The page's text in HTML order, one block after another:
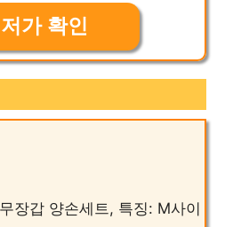
가 확인
장갑 양손세트, 특징: M사이